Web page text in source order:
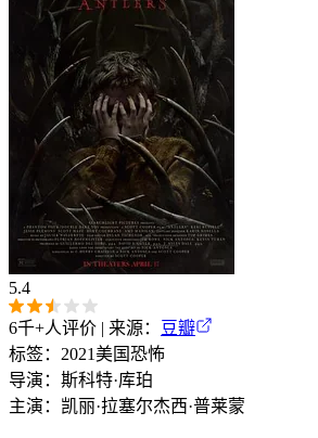
5.4
6千+人评价 | 来源：
豆瓣
标签： 2021美国恐怖
导演： 斯科特·库珀
主演： 凯丽·拉塞尔杰西·普莱蒙